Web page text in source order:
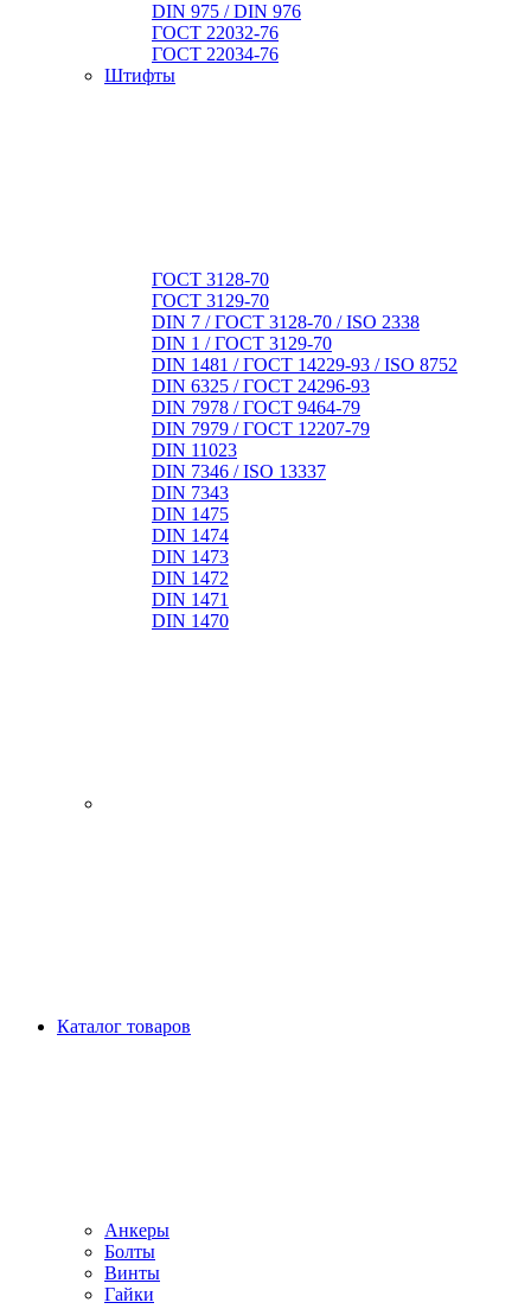
DIN 975 / DIN 976
ГОСТ 22032-76
ГОСТ 22034-76
Штифты
ГОСТ 3128-70
ГОСТ 3129-70
DIN 7 / ГОСТ 3128-70 / ISO 2338
DIN 1 / ГОСТ 3129-70
DIN 1481 / ГОСТ 14229-93 / ISO 8752
DIN 6325 / ГОСТ 24296-93
DIN 7978 / ГОСТ 9464-79
DIN 7979 / ГОСТ 12207-79
DIN 11023
DIN 7346 / ISO 13337
DIN 7343
DIN 1475
DIN 1474
DIN 1473
DIN 1472
DIN 1471
DIN 1470
Каталог товаров
Анкеры
Болты
Винты
Гайки